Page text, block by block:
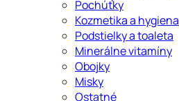
Pochúťky
Kozmetika a hygiena
Podstielky a toaleta
Minerálne vitamíny
Obojky
Misky
Ostatné